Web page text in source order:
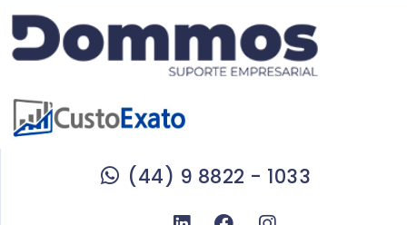
(44) 9 8822 - 1033